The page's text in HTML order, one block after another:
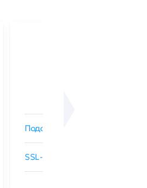
Подобрать SSL-сертификат
SSL-сертификаты GlobalSign